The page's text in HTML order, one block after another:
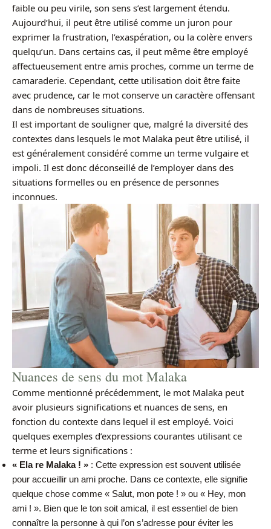
faible ou peu virile, son sens s’est largement étendu.
Aujourd’hui, il peut être utilisé comme un juron pour
exprimer la frustration, l’exaspération, ou la colère envers
quelqu’un. Dans certains cas, il peut même être employé
affectueusement entre amis proches, comme un terme de
camaraderie. Cependant, cette utilisation doit être faite
avec prudence, car le mot conserve un caractère offensant
dans de nombreuses situations.
Il est important de souligner que, malgré la diversité des
contextes dans lesquels le mot Malaka peut être utilisé, il
est généralement considéré comme un terme vulgaire et
impoli. Il est donc déconseillé de l’employer dans des
situations formelles ou en présence de personnes
inconnues.
Nuances de sens du mot Malaka
Comme mentionné précédemment, le mot Malaka peut
avoir plusieurs significations et nuances de sens, en
fonction du contexte dans lequel il est employé. Voici
quelques exemples d’expressions courantes utilisant ce
terme et leurs significations :
« Ela re Malaka ! » : Cette expression est souvent utilisée
pour accueillir un ami proche. Dans ce contexte, elle signifie
quelque chose comme « Salut, mon pote ! » ou « Hey, mon
ami ! ». Bien que le ton soit amical, il est essentiel de bien
connaître la personne à qui l’on s’adresse pour éviter les